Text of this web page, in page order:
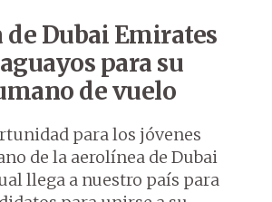
Dubai Emirates
para su
de vuelo
para los jóvenes
de la aerolínea de Dubai
llega a nuestro país para